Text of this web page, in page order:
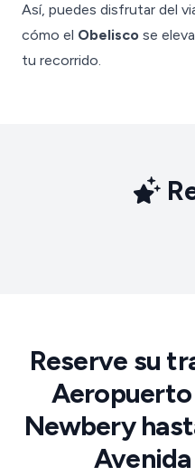
Así, puedes disfrutar del
cómo el Obelisco se
tu recorrido.
Reserve su
Aeropuerto
Newbery